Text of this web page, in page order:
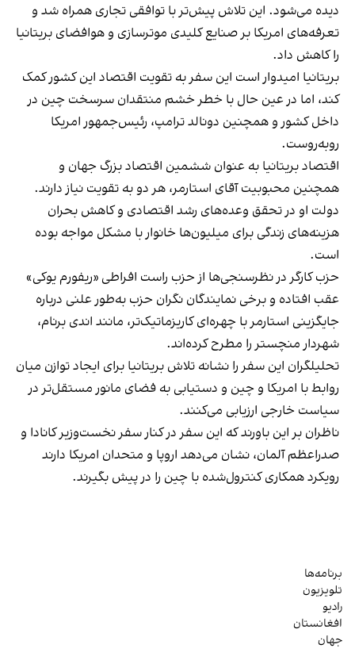
دیده می‌شود. این تلاش پیش‌تر با توافقی تجاری همراه شد و
تعرفه‌های امریکا بر صنایع کلیدی موترسازی و هوافضای بریتانیا
را کاهش داد.
بریتانیا امیدوار است این سفر به تقویت اقتصاد این کشور کمک
کند، اما در عین حال با خطر خشم منتقدان سرسخت چین در
داخل کشور و همچنین دونالد ترامپ، رئیس‌جمهور امریکا
روبه‌روست.
اقتصاد بریتانیا به عنوان ششمین اقتصاد بزرگ جهان و
همچنین محبوبیت آقای استارمر، هر دو به تقویت نیاز دارند.
دولت او در تحقق وعده‌های رشد اقتصادی و کاهش بحران
هزینه‌های زندگی برای میلیون‌ها خانوار با مشکل مواجه بوده
است.
حزب کارگر در نظرسنجی‌ها از حزب راست افراطی «ریفورم یوکی»
عقب افتاده و برخی نمایندگان نگران حزب به‌طور علنی درباره
جایگزینی استارمر با چهره‌ای کاریزماتیک‌تر، مانند اندی برنام،
شهردار منچستر را مطرح کرده‌اند.
تحلیلگران این سفر را نشانه تلاش بریتانیا برای ایجاد توازن میان
روابط با امریکا و چین و دستیابی به فضای مانور مستقل‌تر در
سیاست خارجی ارزیابی می‌کنند.
ناظران بر این باورند که این سفر در کنار سفر نخست‌وزیر کانادا و
صدراعظم آلمان، نشان می‌دهد اروپا و متحدان امریکا دارند
رویکرد همکاری کنترول‌شده با چین را در پیش بگیرند.
برنامه‌ها
تلویزیون
رادیو
افغانستان
جهان